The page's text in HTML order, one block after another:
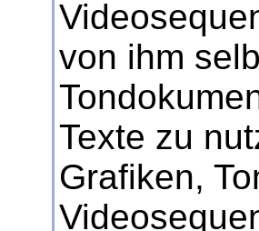
von ihm
Texte zu
Grafiken,